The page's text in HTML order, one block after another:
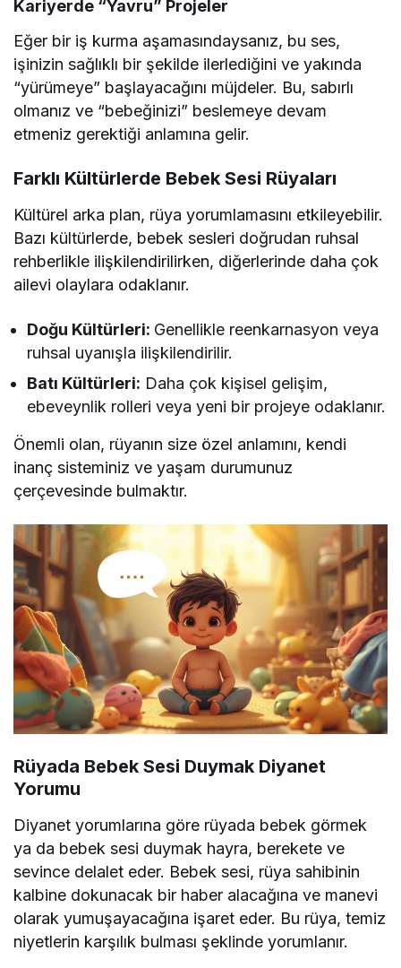
Kariyerde “Yavru” Projeler
Eğer bir iş kurma aşamasındaysanız, bu ses,
işinizin sağlıklı bir şekilde ilerlediğini ve yakında
“yürümeye” başlayacağını müjdeler. Bu, sabırlı
olmanız ve “bebeğinizi” beslemeye devam
etmeniz gerektiği anlamına gelir.
Farklı Kültürlerde Bebek Sesi Rüyaları
Kültürel arka plan, rüya yorumlamasını etkileyebilir.
Bazı kültürlerde, bebek sesleri doğrudan ruhsal
rehberlikle ilişkilendirilirken, diğerlerinde daha çok
ailevi olaylara odaklanır.
Doğu Kültürleri: Genellikle reenkarnasyon veya
ruhsal uyanışla ilişkilendirilir.
Batı Kültürleri: Daha çok kişisel gelişim,
ebeveynlik rolleri veya yeni bir projeye odaklanır.
Önemli olan, rüyanın size özel anlamını, kendi
inanç sisteminiz ve yaşam durumunuz
çerçevesinde bulmaktır.
Rüyada Bebek Sesi Duymak Diyanet
Yorumu
Diyanet yorumlarına göre rüyada bebek görmek
ya da bebek sesi duymak hayra, berekete ve
sevince delalet eder. Bebek sesi, rüya sahibinin
kalbine dokunacak bir haber alacağına ve manevi
olarak yumuşayacağına işaret eder. Bu rüya, temiz
niyetlerin karşılık bulması şeklinde yorumlanır.